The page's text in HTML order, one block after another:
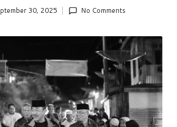
30, 2025 No Comments